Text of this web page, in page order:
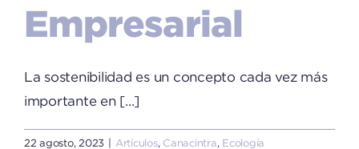
Empresarial
La sostenibilidad es un concepto cada vez más
importante en [...]
22 agosto, 2023 | Artículos, Canacintra Ecología